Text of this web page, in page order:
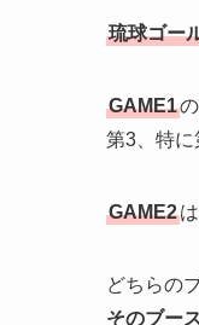
琉球ゴー
GAME1
第3、特に
GAME2
どちらの
そのブー